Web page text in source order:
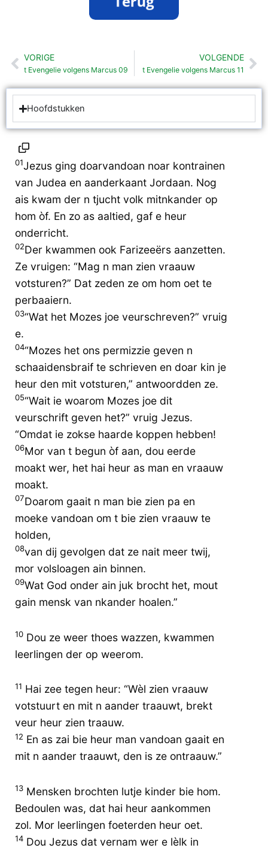
Vorige
VORIGE
t Evengelie volgens Marcus 09
VOLGENDE
t Evengelie volgens Marcus 11
Hoofdstukken
01Jezus ging doarvandoan noar kontrainen
van Judea en aanderkaant Jordaan. Nog
ais kwam der n tjucht volk mitnkander op
hom òf. En zo as aaltied, gaf e heur
onderricht.
02Der kwammen ook Farizeeërs aanzetten.
Ze vruigen: “Mag n man zien vraauw
votsturen?” Dat zeden ze om hom oet te
perbaaiern.
03“Wat het Mozes joe veurschreven?” vruig
e.
04“Mozes het ons permizzie geven n
schaaidensbraif te schrieven en doar kin je
heur den mit votsturen,” antwoordden ze.
05“Wait ie woarom Mozes joe dit
veurschrift geven het?” vruig Jezus.
“Omdat ie zokse haarde koppen hebben!
06Mor van t begun òf aan, dou eerde
moakt wer, het hai heur as man en vraauw
moakt.
07Doarom gaait n man bie zien pa en
moeke vandoan om t bie zien vraauw te
holden,
08van dij gevolgen dat ze nait meer twij,
mor volsloagen ain binnen.
09Wat God onder ain juk brocht het, mout
gain mensk van nkander hoalen.”
10 Dou ze weer thoes wazzen, kwammen
leerlingen der op weerom.
11 Hai zee tegen heur: “Wèl zien vraauw
votstuurt en mit n aander traauwt, brekt
veur heur zien traauw.
12 En as zai bie heur man vandoan gaait en
mit n aander traauwt, den is ze ontraauw.”
13 Mensken brochten lutje kinder bie hom.
Bedoulen was, dat hai heur aankommen
zol. Mor leerlingen foeterden heur oet.
14 Dou Jezus dat vernam wer e lèlk in